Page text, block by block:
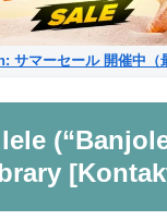
サマーセール 開催中（